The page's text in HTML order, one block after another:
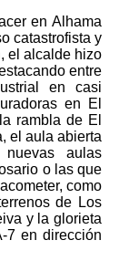
en Alhama
catastrofista y
el alcalde hizo
entre
en casi
en El
rambla de El
el aula abierta
aulas
o las que
como
de Los
y la glorieta
7 en dirección